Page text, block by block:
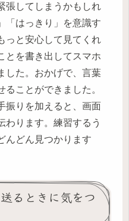
張してしまうかもしれ
「はっきり」を意識す
っと安心して見てくれ
とを書き出してスマホ
した。おかげで、言葉
ことができました。
振りを加えると、画面
わります。練習するう
んどん見つかります
るときに気をつ